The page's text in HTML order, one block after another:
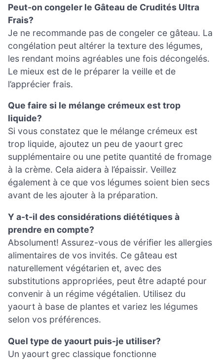
Peut-on congeler le Gâteau de Crudités Ultra
Frais?
Je ne recommande pas de congeler ce gâteau. La
congélation peut altérer la texture des légumes,
les rendant moins agréables une fois décongelés.
Le mieux est de le préparer la veille et de
l’apprécier frais.
Que faire si le mélange crémeux est trop
liquide?
Si vous constatez que le mélange crémeux est
trop liquide, ajoutez un peu de yaourt grec
supplémentaire ou une petite quantité de fromage
à la crème. Cela aidera à l’épaissir. Veillez
également à ce que vos légumes soient bien secs
avant de les ajouter à la préparation.
Y a-t-il des considérations diététiques à
prendre en compte?
Absolument! Assurez-vous de vérifier les allergies
alimentaires de vos invités. Ce gâteau est
naturellement végétarien et, avec des
substitutions appropriées, peut être adapté pour
convenir à un régime végétalien. Utilisez du
yaourt à base de plantes et variez les légumes
selon vos préférences.
Quel type de yaourt puis-je utiliser?
Un yaourt grec classique fonctionne